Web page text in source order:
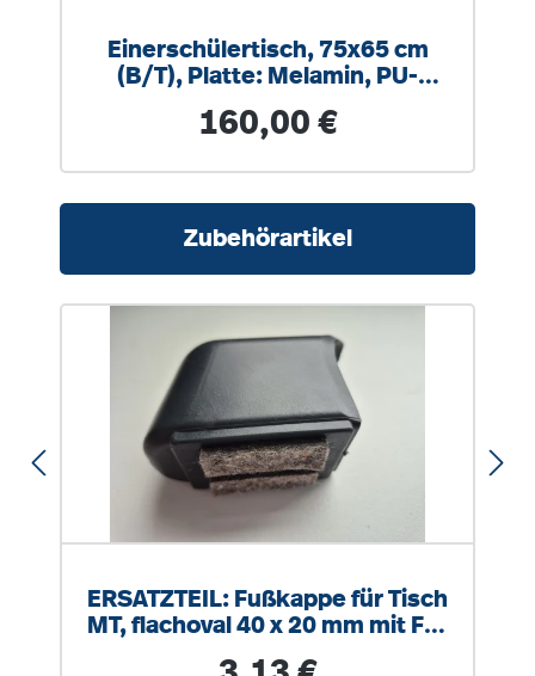
Einerschülertisch, 75x65 cm
(B/T), Platte: Melamin, PU-
Regulärer Preis:
160,00 €
Zubehörartikel
ERSATZTEIL: Fußkappe für Tisch
MT, flachoval 40 x 20 mm mit Filz
Regulärer Preis: